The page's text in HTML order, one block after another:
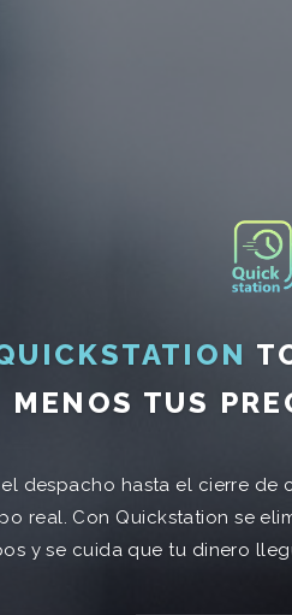
MENOS TUS
despacho hasta el cierre de
real. Con Quickstation se
y se cuida que tu dinero